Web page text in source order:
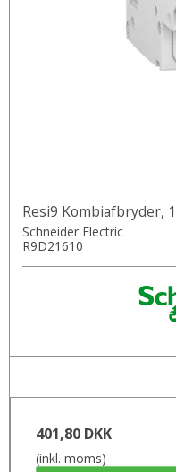
Resi9 Kombiafbryder,
Schneider Electric
R9D21610
401,80 DKK
(inkl. moms)